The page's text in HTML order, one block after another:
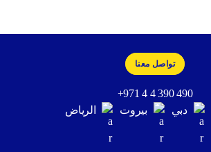
تواصل معنا
+971 4 4 390 490
دبي بيروت الرياض